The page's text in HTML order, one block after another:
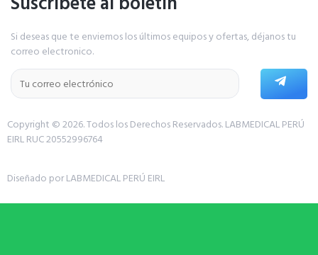
Si deseas que te enviemos los últimos equipos y ofertas, déjanos tu
correo electronico.
Copyright © 2026. Todos los Derechos Reservados.LABMEDICAL PERÚ
EIRL RUC 20552996764
Diseñado por LABMEDICAL PERÚ EIRL